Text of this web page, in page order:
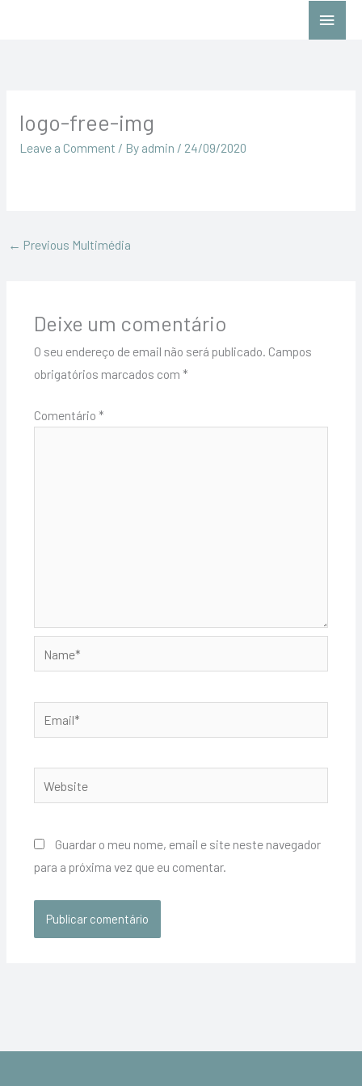
Main
logo-free-img
Leave a Comment / By admin / 24/09/2020
← Previous Multimédia
Deixe um comentário
O seu endereço de email não será publicado. Campos
obrigatórios marcados com *
Comentário *
Guardar o meu nome, email e site neste navegador
para a próxima vez que eu comentar.